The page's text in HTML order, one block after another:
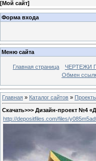
[Мой сайт]
Форма входа
Меню сайта
Главная страница ЧЕРТЕЖИ
Обмен
Главная » Каталог сайтов »
Скачать>>> Дизайн-проект №4
http://depositfiles.com/files/